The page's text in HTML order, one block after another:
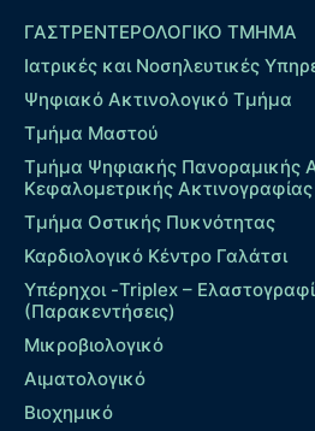
ΓΑΣΤΡΕΝΤΕΡΟΛΟΓΙΚΟ ΤΜΗΜΑ
Ιατρικές και Νοσηλευτικές
Ψηφιακό Ακτινολογικό Τμήμα
Τμήμα Μαστού
Τμήμα Ψηφιακής Πανοραμικής
Κεφαλομετρικής Ακτινογραφίας
Τμήμα Οστικής Πυκνότητας
Καρδιολογικό Κέντρο Γαλάτσι
Υπέρηχοι -Triplex –
(Παρακεντήσεις)
Μικροβιολογικό
Αιματολογικό
Βιοχημικό